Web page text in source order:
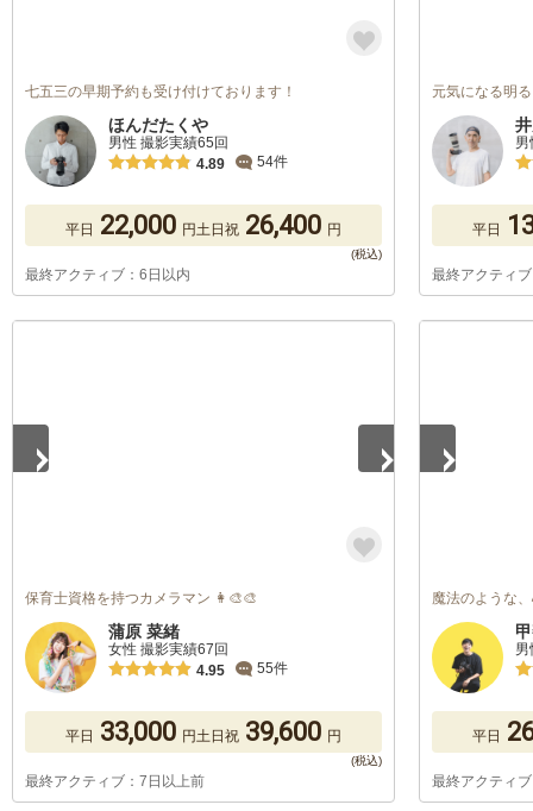
七五三の早期予約も受け付けております！
ほんだたくや
男性 撮影実績65回
4.89
54件
平日 22,000 円土日祝 26,400 円
最終アクティブ：6日以内
元気になる明
男
平日
最終アクティ
保育士資格を持つカメラマン 👩‍🎨🎨
蒲原 菜緒
女性 撮影実績67回
4.95
55件
平日 33,000 円土日祝 39,600 円
最終アクティブ：7日以上前
魔法のような
平日
最終アクティ